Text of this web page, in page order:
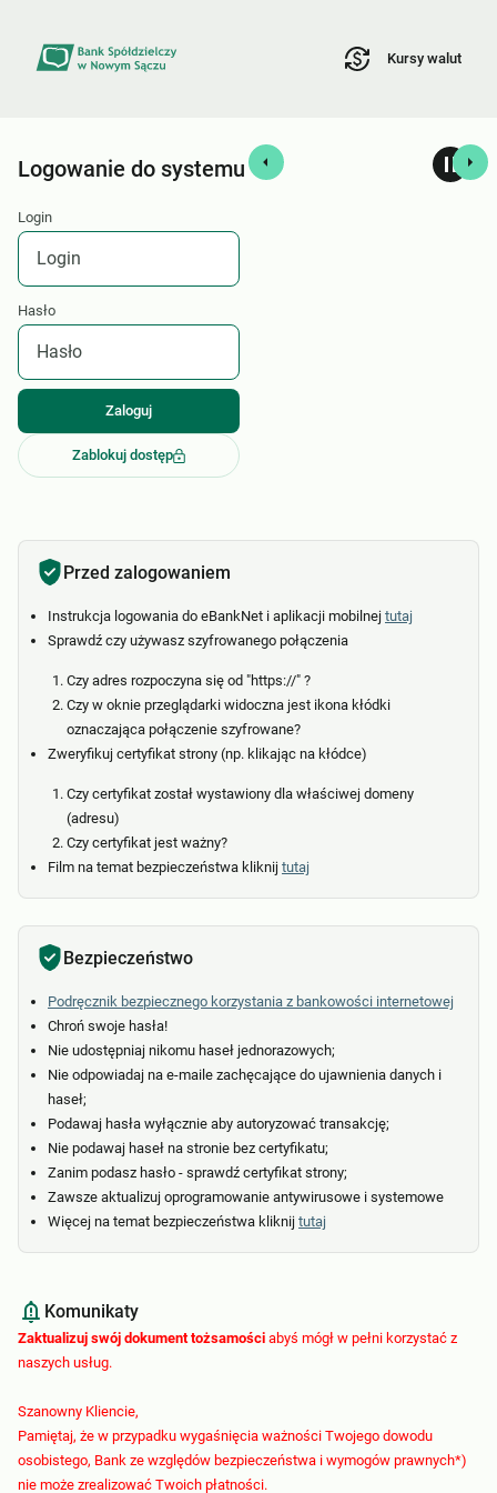
Kursy walut
Logowanie do systemu
Komunikaty
Zaktualizuj swój dokument tożsamości abyś mógł w pełni korzystać z
naszych usług.
Szanowny Kliencie,
Pamiętaj, że w przypadku wygaśnięcia ważności Twojego dowodu
osobistego, Bank ze względów bezpieczeństwa i wymogów prawnych*)
nie może zrealizować Twoich płatności.
Login
Hasło
Zablokuj dostęp
Przed zalogowaniem
Instrukcja logowania do eBankNet i aplikacji mobilnej tutaj
Sprawdź czy używasz szyfrowanego połączenia
Czy adres rozpoczyna się od "https://" ?
Czy w oknie przeglądarki widoczna jest ikona kłódki
oznaczająca połączenie szyfrowane?
Zweryfikuj certyfikat strony (np. klikając na kłódce)
Czy certyfikat został wystawiony dla właściwej domeny
(adresu)
Czy certyfikat jest ważny?
Film na temat bezpieczeństwa kliknij tutaj
Bezpieczeństwo
Podręcznik bezpiecznego korzystania z bankowości internetowej
Chroń swoje hasła!
Nie udostępniaj nikomu haseł jednorazowych;
Nie odpowiadaj na e-maile zachęcające do ujawnienia danych i
haseł;
Podawaj hasła wyłącznie aby autoryzować transakcję;
Nie podawaj haseł na stronie bez certyfikatu;
Zanim podasz hasło - sprawdź certyfikat strony;
Zawsze aktualizuj oprogramowanie antywirusowe i systemowe
Więcej na temat bezpieczeństwa kliknij tutaj